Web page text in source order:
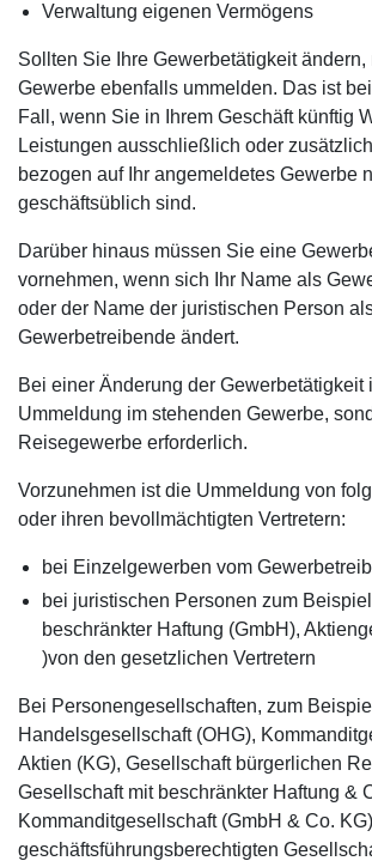
Verwaltung eigenen Vermögens
Sollten Sie Ihre Gewerbetätigkeit ändern,
Gewerbe ebenfalls ummelden. Das ist
Fall, wenn Sie in Ihrem Geschäft künftig
Leistungen ausschließlich oder
bezogen auf Ihr angemeldetes Gewerbe
geschäftsüblich sind.
Darüber hinaus müssen Sie eine
vornehmen, wenn sich Ihr Name als
oder der Name der juristischen Person
Gewerbetreibende ändert.
Bei einer Änderung der Gewerbetätigkeit
Ummeldung im stehenden Gewerbe,
Reisegewerbe erforderlich.
Vorzunehmen ist die Ummeldung von
oder ihren bevollmächtigten Vertretern:
bei Einzelgewerben vom
bei juristischen Personen zum
beschränkter Haftung (GmbH),
)von den gesetzlichen Vertretern
Bei Personengesellschaften, zum
Handelsgesellschaft (OHG),
Aktien (KG), Gesellschaft bürgerlichen
Gesellschaft mit beschränkter Haftung &
Kommanditgesellschaft (GmbH & Co.
geschäftsführungsberechtigten